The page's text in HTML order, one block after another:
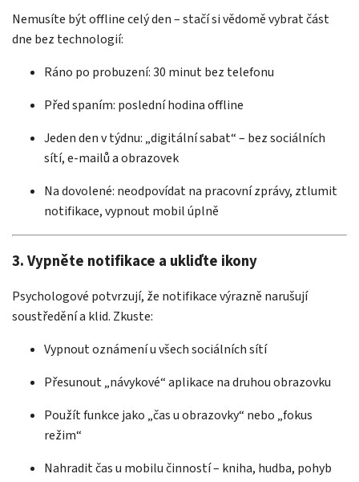
Nemusíte být offline celý den – stačí si vědomě vybrat část
dne bez technologií:
Ráno po probuzení: 30 minut bez telefonu
Před spaním: poslední hodina offline
Jeden den v týdnu: „digitální sabat“ – bez sociálních
sítí, e-mailů a obrazovek
Na dovolené: neodpovídat na pracovní zprávy, ztlumit
notifikace, vypnout mobil úplně
3. Vypněte notifikace a ukliďte ikony
Psychologové potvrzují, že notifikace výrazně narušují
soustředění a klid. Zkuste:
Vypnout oznámení u všech sociálních sítí
Přesunout „návykové“ aplikace na druhou obrazovku
Použít funkce jako „čas u obrazovky“ nebo „fokus
režim“
Nahradit čas u mobilu činností – kniha, hudba, pohyb